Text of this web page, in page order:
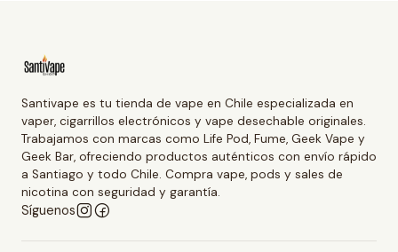
Santivape es tu tienda de vape en Chile especializada en
vaper, cigarrillos electrónicos y vape desechable originales.
Trabajamos con marcas como Life Pod, Fume, Geek Vape y
Geek Bar, ofreciendo productos auténticos con envío rápido
a Santiago y todo Chile. Compra vape, pods y sales de
nicotina con seguridad y garantía.
Síguenos